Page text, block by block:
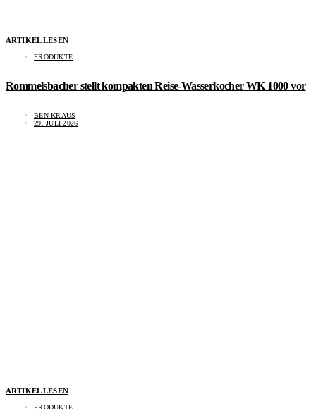
ARTIKEL LESEN
PRODUKTE
Rommelsbacher stellt kompakten Reise-Wasserkocher WK 1000 vor
BEN KRAUS
29. JULI 2026
ARTIKEL LESEN
PRODUKTE